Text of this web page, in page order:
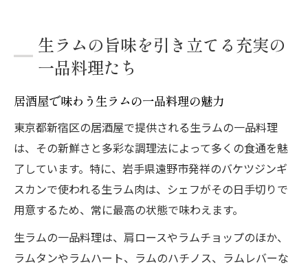
生ラムの旨味を引き立てる充実の
一品料理たち
居酒屋で味わう生ラムの一品料理の魅力
東京都新宿区の居酒屋で提供される生ラムの一品料理
は、その新鮮さと多彩な調理法によって多くの食通を魅
了しています。特に、岩手県遠野市発祥のバケツジンギ
スカンで使われる生ラム肉は、シェフがその日手切りで
用意するため、常に最高の状態で味わえます。
生ラムの一品料理は、肩ロースやラムチョップのほか、
ラムタンやラムハート、ラムのハチノス、ラムレバーな